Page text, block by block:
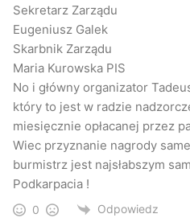
Sekretarz Zarządu
Eugeniusz Galek
Skarbnik Zarządu
Maria Kurowska PIS
No i główny organizator
który to jest w radzie
miesięcznie opłacanej przez
Wiec przyznanie nagrody
burmistrz jest najsłabszym
Podkarpacia !
0 Odpowiedz